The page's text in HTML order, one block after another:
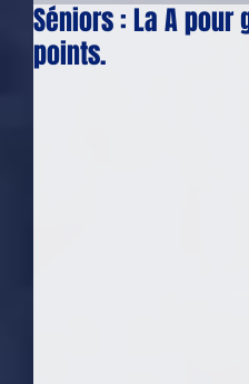
Séniors : La A
points.